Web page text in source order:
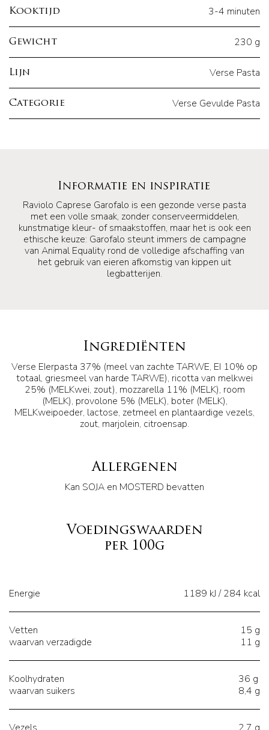
Kooktijd 3-4 minuten
Gewicht 230 g
Lijn Verse Pasta
Categorie Verse Gevulde Pasta
Informatie en inspiratie
Raviolo Caprese Garofalo is een gezonde verse pasta
met een volle smaak, zonder conserveermiddelen,
kunstmatige kleur- of smaakstoffen, maar het is ook een
ethische keuze: Garofalo steunt immers de campagne
van Animal Equality rond de volledige afschaffing van
het gebruik van eieren afkomstig van kippen uit
legbatterijen.
Ingrediënten
Verse EIerpasta 37% (meel van zachte TARWE, EI 10% op
totaal, griesmeel van harde TARWE), ricotta van melkwei
25% (MELKwei, zout), mozzarella 11% (MELK), room
(MELK), provolone 5% (MELK), boter (MELK),
MELKweipoeder, lactose, zetmeel en plantaardige vezels,
zout, marjolein, citroensap.
Allergenen
Kan SOJA en MOSTERD bevatten
Voedingswaarden
per 100g
Energie 1189 kJ / 284 kcal
Vetten
waarvan verzadigde
15 g
11 g
Koolhydraten
waarvan suikers
36 g
8,4 g